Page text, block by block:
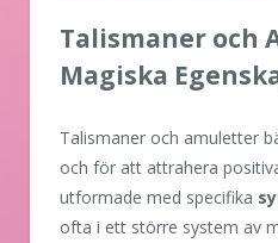
Talismaner och
Magiska
Talismaner och amuletter
och för att attrahera
utformade med specifika
ofta i ett större system av